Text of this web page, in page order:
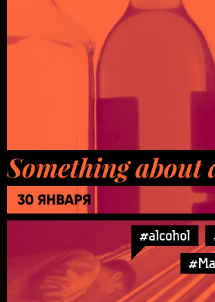
Something about
30 ЯНВАРЯ
#alcohol